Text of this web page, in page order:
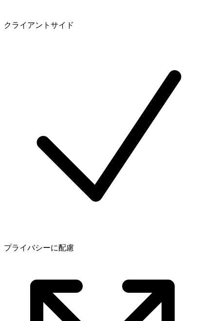
クライアントサイド
プライバシーに配慮